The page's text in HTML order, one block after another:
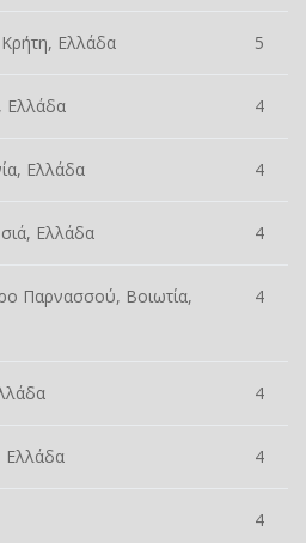
Ελλάδα 5
Ελλάδα 4
Ελλάδα 4
Ελλάδα 4
Παρνασσού, Βοιωτία,
4
4
Ελλάδα 4
4